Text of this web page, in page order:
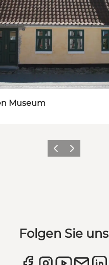
Museum
ZurückWeiter
Folgen Sie uns